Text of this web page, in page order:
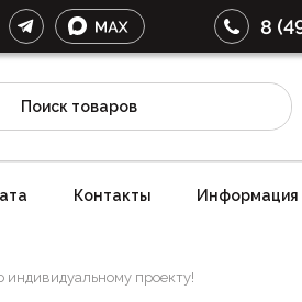
8
Контакты Информация
проекту!